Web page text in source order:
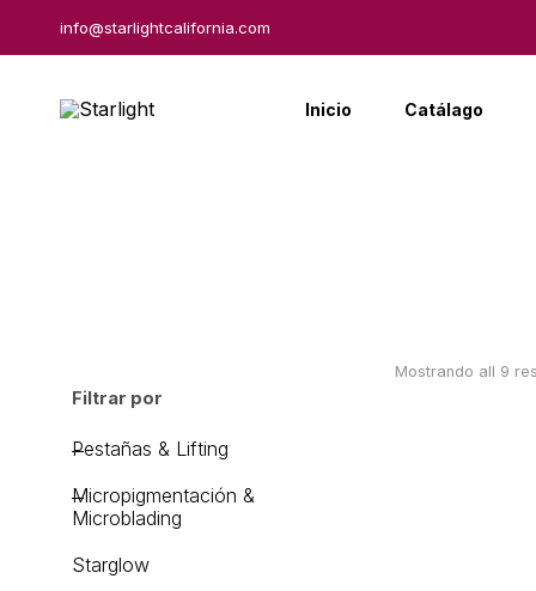
info@starlightcalifornia.com
Inicio Catálago
Filtrar por
Pestañas & Lifting
Micropigmentación &
Microblading
Starglow
Mostrando all 9